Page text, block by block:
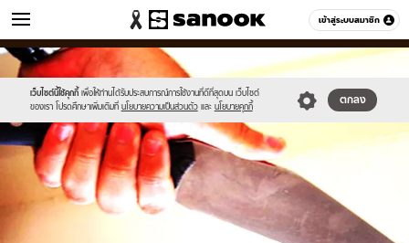
เข้าสู่ระบบสมาชิก
ข่าว หมวดอื่นๆ
เว็บไซต์นี้ใช้คุกกี้ เพื่อให้ท่านได้รับประสบการณ์การใช้งานที่ดีที่สุดบน เว็บไซต์
ของเรา โปรดศึกษาเพิ่มเติมที่ นโยบายความเป็นส่วนตัว และ นโยบายคุกกี้
ตกลง
Sanook
//s.isanook.com/sr/0/images/logo-
new-
sanook.png
600
60
//s.isanook.com/ns/0/ud/362/1813002/625138-
01.jpg